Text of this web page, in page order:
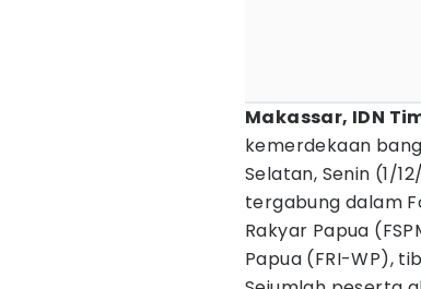
Makassar, IDN
kemerdekaan
Selatan, Senin (1/
tergabung dalam
Rakyar Papua
Papua (FRI-WP),